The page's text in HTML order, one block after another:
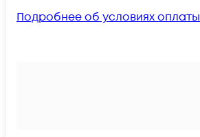
Подробнее об условиях оплаты